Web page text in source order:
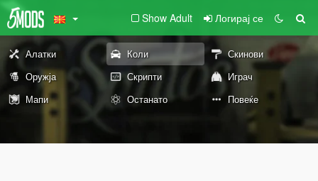
Show Adult Логирај се
Алатки Коли
Скинови
Оружја
Скрипти
Играч
Мапи
Останато Повеќе